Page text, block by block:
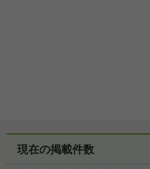
現在の掲載件数